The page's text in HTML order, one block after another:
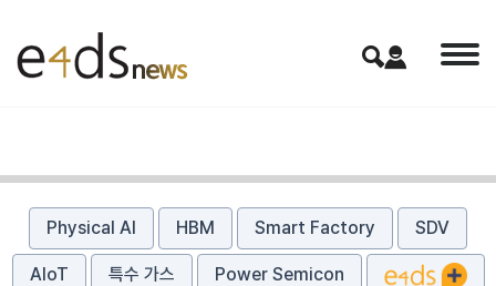
Physical AI HBM Smart Factory SDV
AIoT 특수 가스 Power Semicon